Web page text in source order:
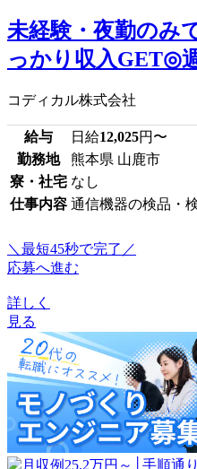
未経験・夜勤のみ
っかり収入GET◎
コディカル株式会社
給与 日給12,025円〜
勤務地
熊本県 山鹿市
寮・社宅 なし
仕事内容 通信機器の検品・
＼最短45秒で完了／
応募へ進む
詳しく
見る